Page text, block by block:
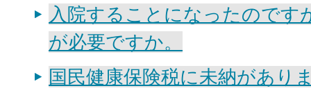
入院することになったのです
が必要ですか。
国民健康保険税に未納があり